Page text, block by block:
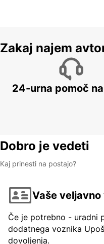
Zakaj najem
24-urna pomoč
Dobro je vedeti
Kaj prinesti na postajo?
Vaše
Če je potrebno - uradni
dodatnega voznika
dovoljenja.